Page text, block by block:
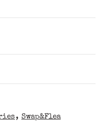
, Swap&Flea